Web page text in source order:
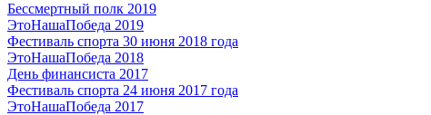
Бессмертный полк 2019
ЭтоНашаПобеда 2019
Фестиваль спорта 30 июня 2018 года
ЭтоНашаПобеда 2018
День финансиста 2017
Фестиваль спорта 24 июня 2017 года
ЭтоНашаПобеда 2017